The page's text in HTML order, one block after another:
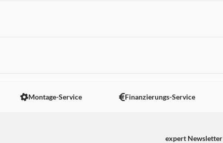
Montage-Service Finanzierungs-Service
expert Newsletter